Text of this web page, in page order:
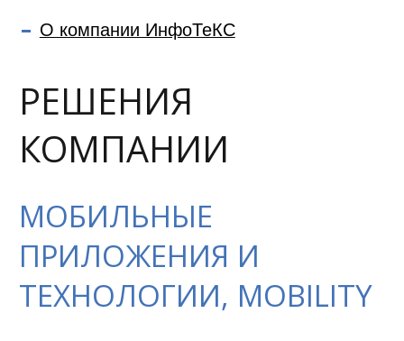
О компании ИнфоТеКС
РЕШЕНИЯ
КОМПАНИИ
МОБИЛЬНЫЕ
ПРИЛОЖЕНИЯ И
ТЕХНОЛОГИИ, MOBILITY